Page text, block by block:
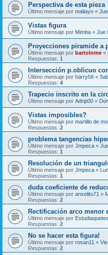
Perspectiva de esta pieza
Último mensaje por maliayo «
Vistas figura
Último mensaje por Mimba « Jue
Proyecciones piramide a
Último mensaje por bartolome «
Respuestas: 1
Intersección p.oblicuo
Último mensaje por harry56 «
Respuestas: 4
Trapecio inscrito en la
Último mensaje por Adrip00 «
Vistas imposibles?
Último mensaje por martillo de
Respuestas: 2
problema tangencias
Último mensaje por Jmpeca «
Respuestas: 1
Resolución de un
Último mensaje por Jmpeca «
Respuestas: 1
duda coeficiente de
Último mensaje por anxelito71 «
Respuestas: 2
Rectificación arco menor
Último mensaje por
Respuestas: 2
No se hacer esta figura!
Último mensaje por rosan11 «
Respuestas: 2